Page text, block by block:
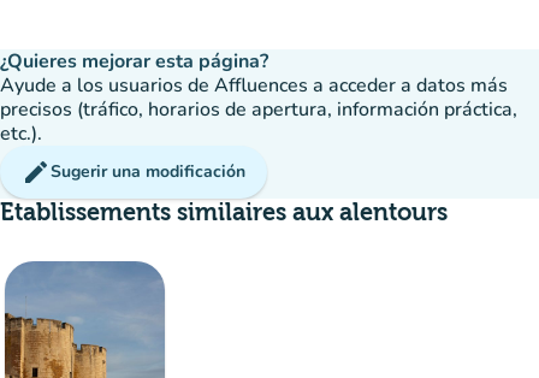
¿Quieres mejorar esta página?
Ayude a los usuarios de Affluences a acceder a datos más
precisos (tráfico, horarios de apertura, información práctica,
etc.).
editSugerir una modificación
Etablissements similaires aux alentours